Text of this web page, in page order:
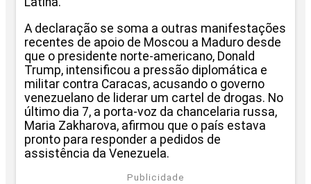
A declaração se soma a outras manifestações
recentes de apoio de Moscou a Maduro desde
que o presidente norte-americano, Donald
Trump, intensificou a pressão diplomática e
militar contra Caracas, acusando o governo
venezuelano de liderar um cartel de drogas. No
último dia 7, a porta-voz da chancelaria russa,
Maria Zakharova, afirmou que o país estava
pronto para responder a pedidos de
assistência da Venezuela.
Publicidade